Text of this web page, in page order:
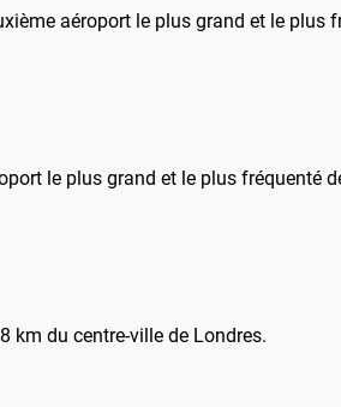
aéroport le plus grand et le plus
le plus grand et le plus fréquenté
km du centre-ville de Londres.